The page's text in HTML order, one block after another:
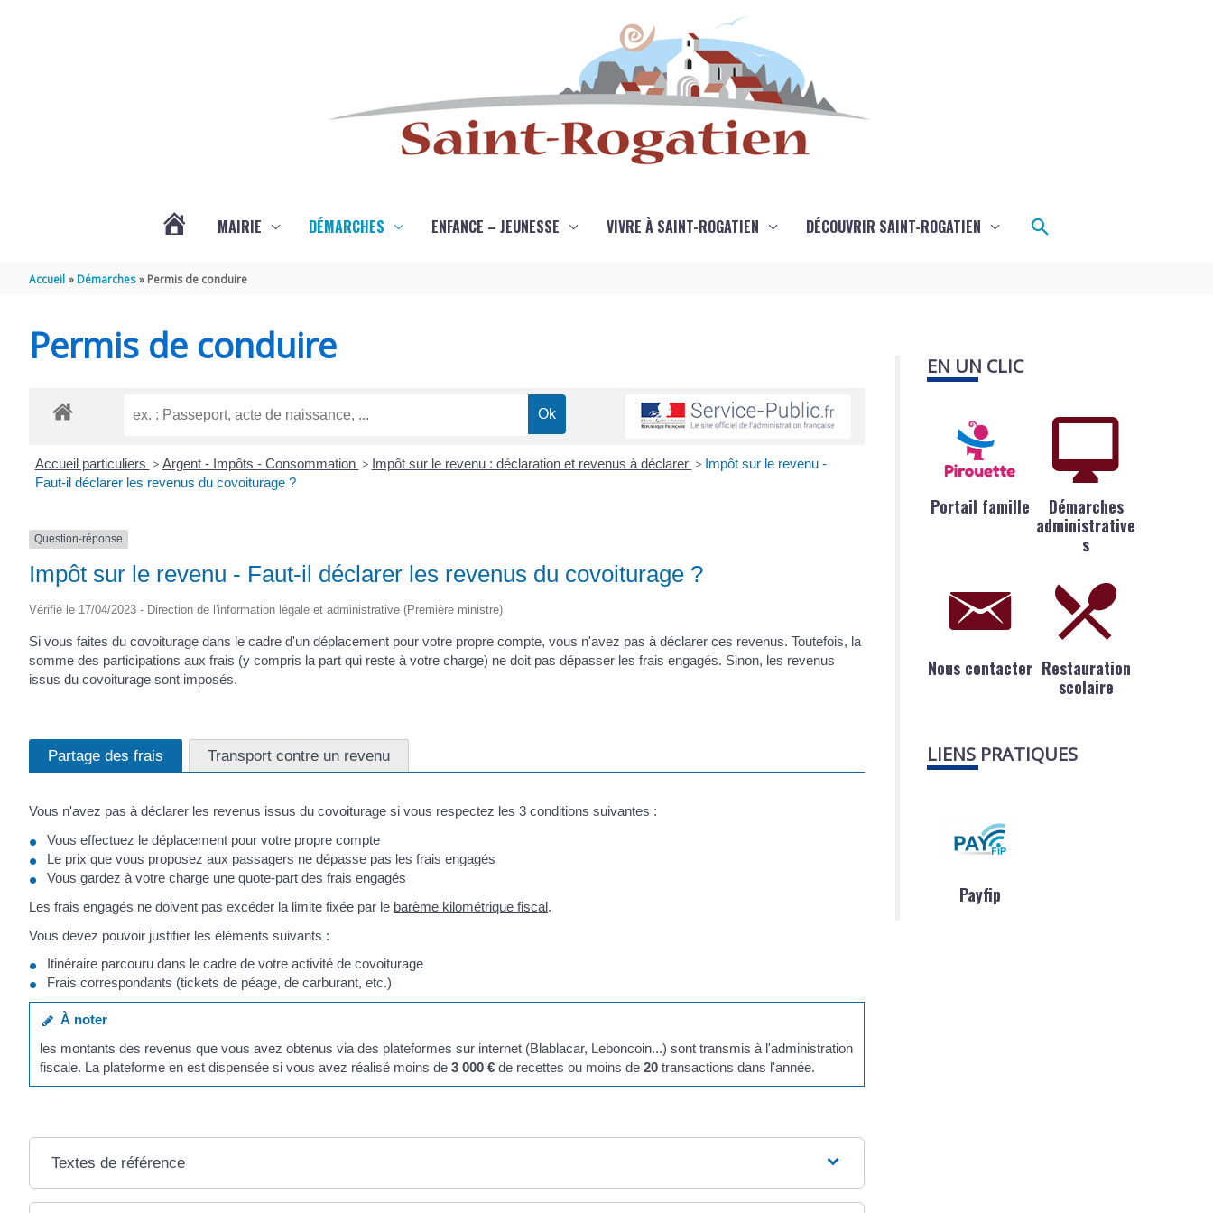
ROGATIEN
MAIRIE DÉMARCHES ENFANCE – JEUNESSE VIVRE À SAINT-ROGATIEN DÉCOUVRIR SAINT-ROGATIEN Rechercher
Accueil Démarches Permis de conduire
Permis de conduire
Accueil particuliers > Argent - Impôts - Consommation > Impôt sur le revenu : déclaration et revenus à déclarer > Impôt sur le revenu -
Faut-il déclarer les revenus du covoiturage ?
Question-réponse
Impôt sur le revenu - Faut-il déclarer les revenus du covoiturage ?
Vérifié le 17/04/2023 - Direction de l'information légale et administrative (Première ministre)
Si vous faites du covoiturage dans le cadre d'un déplacement pour votre propre compte, vous n'avez pas à déclarer ces revenus. Toutefois, la
somme des participations aux frais (y compris la part qui reste à votre charge) ne doit pas dépasser les frais engagés. Sinon, les revenus
issus du covoiturage sont imposés.
Partage des frais Transport contre un revenu
Vous n'avez pas à déclarer les revenus issus du covoiturage si vous respectez les 3 conditions suivantes :
Vous effectuez le déplacement pour votre propre compte
Le prix que vous proposez aux passagers ne dépasse pas les frais engagés
Vous gardez à votre charge une quote-part des frais engagés
Les frais engagés ne doivent pas excéder la limite fixée par le barème kilométrique fiscal.
Vous devez pouvoir justifier les éléments suivants :
Itinéraire parcouru dans le cadre de votre activité de covoiturage
Frais correspondants (tickets de péage, de carburant, etc.)
À noter
les montants des revenus que vous avez obtenus via des plateformes sur internet (Blablacar, Leboncoin...) sont transmis à l'administration
fiscale. La plateforme en est dispensée si vous avez réalisé moins de3 000 € de recettes ou moins de20 transactions dans l'année.
Textes de référence
EN UN CLIC
Portail famille
Démarches
administrative
s
Nous contacter Restauration
scolaire
LIENS PRATIQUES
Payfip